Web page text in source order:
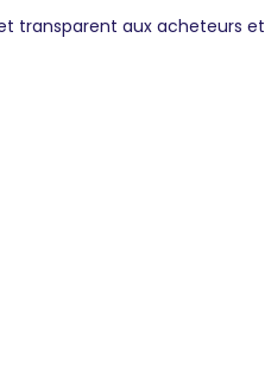
transparent aux acheteurs et